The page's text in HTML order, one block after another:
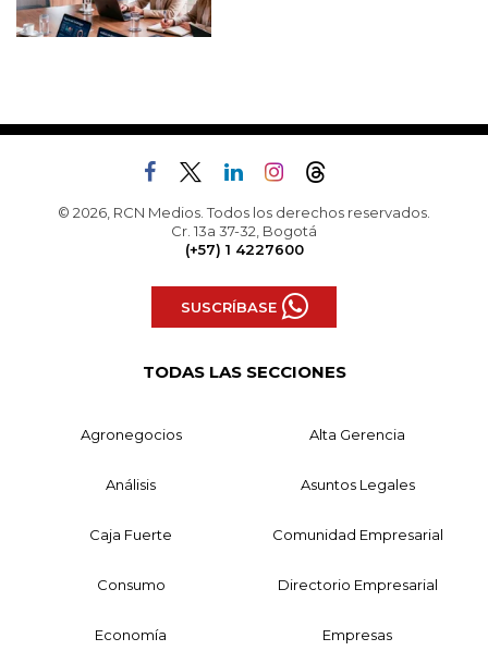
© 2026, RCN Medios. Todos los derechos reservados.
Cr. 13a 37-32, Bogotá
(+57) 1 4227600
SUSCRÍBASE
TODAS LAS SECCIONES
Agronegocios Alta Gerencia
Análisis Asuntos Legales
Caja Fuerte Comunidad Empresarial
Consumo Directorio Empresarial
Economía Empresas